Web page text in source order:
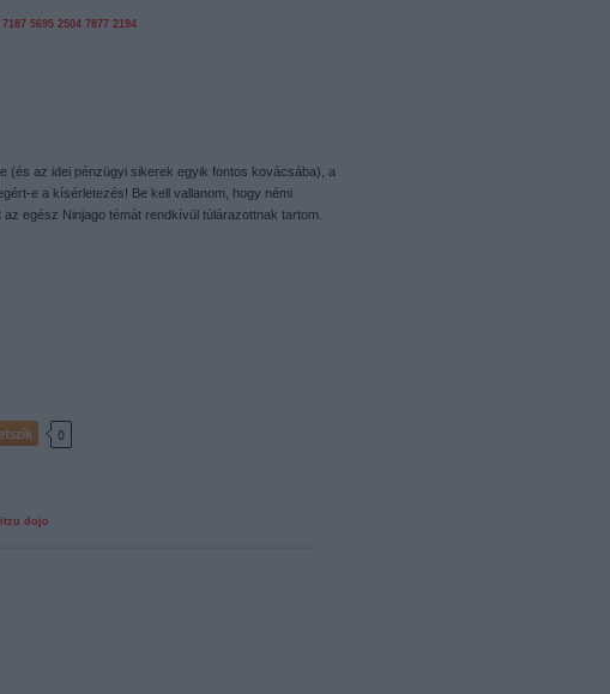
7187 5695 2504 7877 2194
(és az idei pénzügyi sikerek egyik fontos kovácsába), a
e a kísérletezés! Be kell vallanom, hogy némi
egész Ninjago témát rendkívül túlárazottnak tartom.
0
dojo